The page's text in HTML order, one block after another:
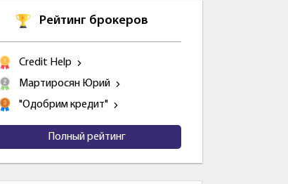
Рейтинг брокеров
Credit Help
Мартиросян Юрий
"Одобрим кредит"
Полный рейтинг